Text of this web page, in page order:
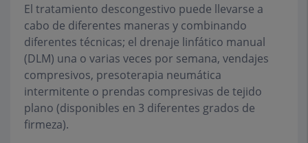
El tratamiento descongestivo puede llevarse a
cabo de diferentes maneras y combinando
diferentes técnicas; el drenaje linfático manual
(DLM) una o varias veces por semana, vendajes
compresivos, presoterapia neumática
intermitente o prendas compresivas de tejido
plano (disponibles en 3 diferentes grados de
firmeza).